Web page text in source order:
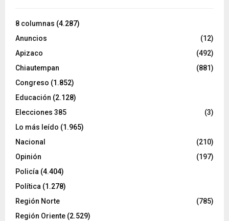
8 columnas (4.287)
Anuncios
(12)
Apizaco
(492)
Chiautempan
(881)
Congreso (1.852)
Educación (2.128)
Elecciones 385
(3)
Lo más leído (1.965)
Nacional
(210)
Opinión
(197)
Policía (4.404)
Política (1.278)
Región Norte
(785)
Región Oriente (2.529)